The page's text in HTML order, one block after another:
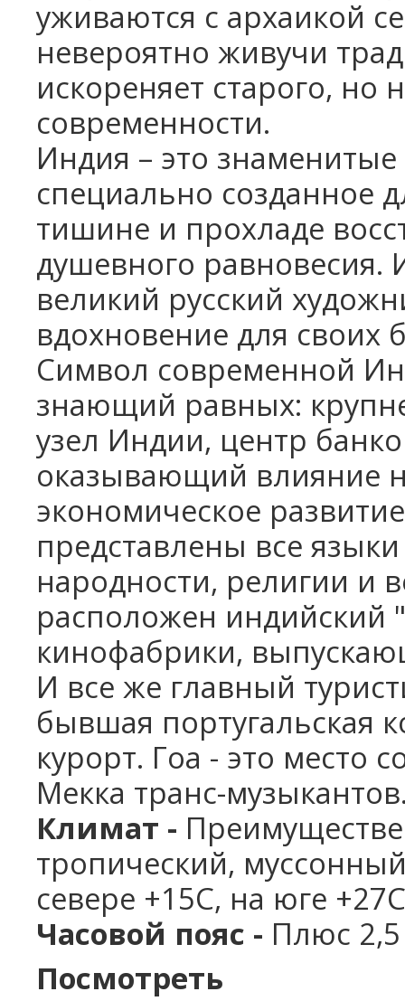
уживаются с архаикой
невероятно живучи
искореняет старого, но
современности.
Индия – это
специально созданное
тишине и прохладе
душевного
великий русский
вдохновение для своих
Символ современной
знающий равных:
узел Индии, центр
оказывающий влияние
экономическое
представлены все
народности, религии и
расположен
кинофабрики,
И все же главный
бывшая португальская
курорт. Гоа - это место
Мекка транс-
Климат -
тропический,
севере +15С, на юге
Часовой пояс - Плюс
Посмотреть